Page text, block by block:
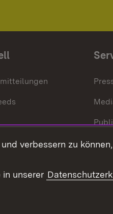
verbessern zu
in unserer